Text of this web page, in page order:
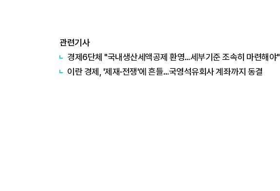
관련기사
경제6단체 "국내생산세액공제 환영…세부기준 조속히 마련해야"
이란 경제, '제재·전쟁'에 흔들…국영석유회사 계좌까지 동결